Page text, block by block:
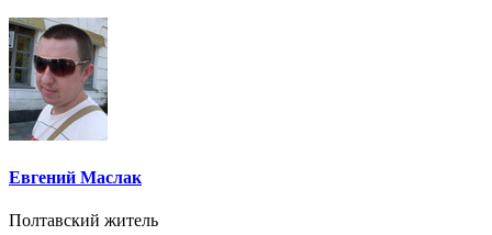
Евгений Маслак
Полтавский житель